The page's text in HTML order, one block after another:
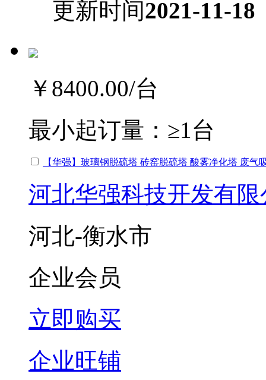
更新时间2021-11-18
￥8400.00/台
最小起订量： ≥1台
【华强】玻璃钢脱硫塔 砖窑脱硫塔 酸雾净化塔 废气
河北华强科技开发有限
河北-衡水市
企业会员
立即购买
企业旺铺